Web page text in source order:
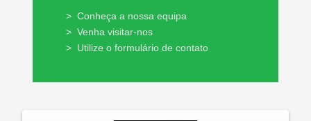
> Conheça a nossa equipa
> Venha visitar-nos
> Utilize o formulário de contato